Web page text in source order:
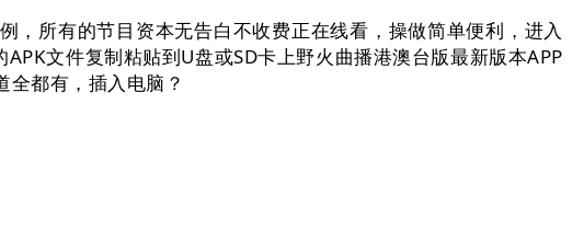
所有的节目资本无告白不收费正在线看，操做简单便利，进入
文件复制粘贴到U盘或SD卡上野火曲播港澳台版最新版本APP
都有，插入电脑？